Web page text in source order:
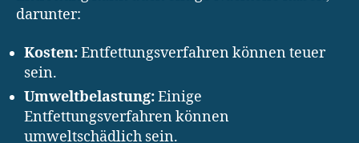
darunter:
Kosten:Entfettungsverfahren können teuer
sein.
Umweltbelastung:Einige
Entfettungsverfahren können
umweltschädlich sein.